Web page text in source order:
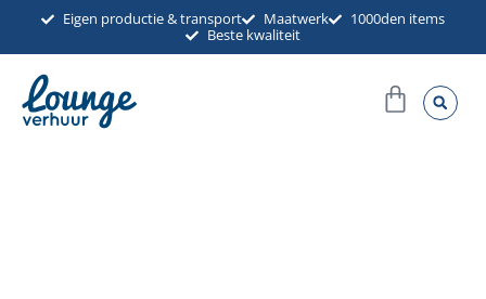
inhoud
Eigen productie & transport Maatwerk
1000den items
Beste kwaliteit